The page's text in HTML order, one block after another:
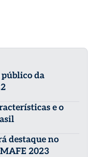
da
e o
destaque no
2023